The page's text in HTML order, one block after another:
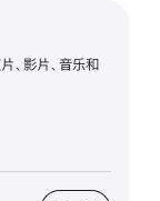
、影片、音乐和